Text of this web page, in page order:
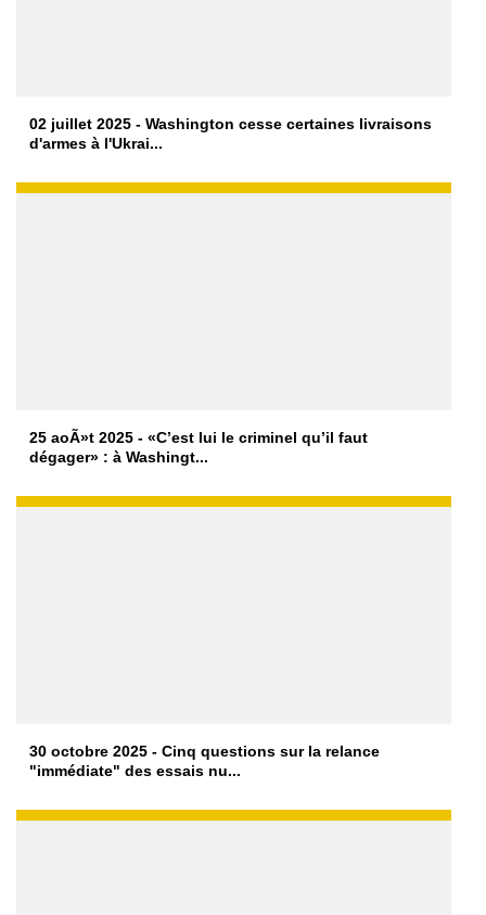
02 juillet 2025 - Washington cesse certaines livraisons
d'armes à l'Ukrai...
25 aoÃ»t 2025 - «C’est lui le criminel qu’il faut
dégager» : à Washingt...
30 octobre 2025 - Cinq questions sur la relance
"immédiate" des essais nu...